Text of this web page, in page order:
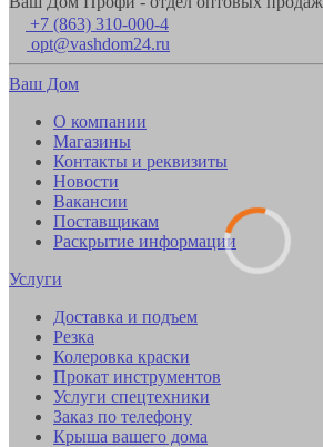
+7 (863) 310-000-4
opt@vashdom24.ru
Ваш Дом
О компании
Магазины
Контакты и реквизиты
Новости
Вакансии
Поставщикам
Раскрытие информации
Услуги
Доставка и подъем
Резка
Колеровка краски
Прокат инструментов
Услуги спецтехники
Заказ по телефону
Крыша вашего дома